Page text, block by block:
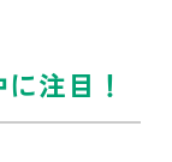
注目！